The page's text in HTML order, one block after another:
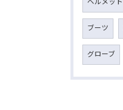
ブーツ
グローブ